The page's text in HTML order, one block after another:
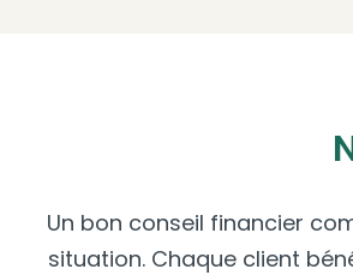
Un bon conseil financier
situation. Chaque client